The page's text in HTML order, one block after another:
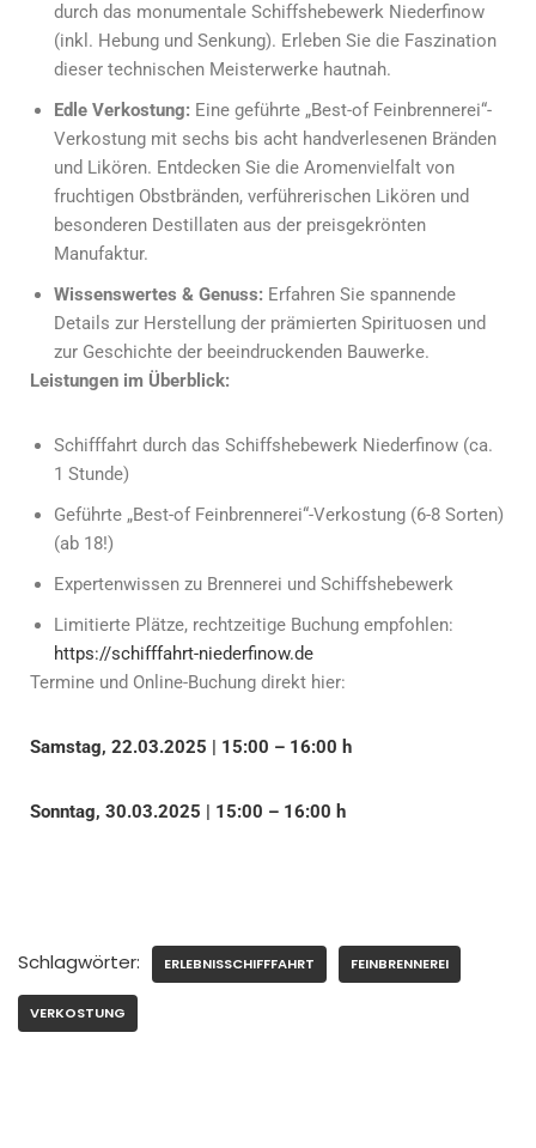
durch das monumentale Schiffshebewerk Niederfinow
(inkl. Hebung und Senkung). Erleben Sie die Faszination
dieser technischen Meisterwerke hautnah.
Edle Verkostung: Eine geführte „Best-of Feinbrennerei“-
Verkostung mit sechs bis acht handverlesenen Bränden
und Likören. Entdecken Sie die Aromenvielfalt von
fruchtigen Obstbränden, verführerischen Likören und
besonderen Destillaten aus der preisgekrönten
Manufaktur.
Wissenswertes & Genuss: Erfahren Sie spannende
Details zur Herstellung der prämierten Spirituosen und
zur Geschichte der beeindruckenden Bauwerke.
Leistungen im Überblick:
Schifffahrt durch das Schiffshebewerk Niederfinow (ca.
1 Stunde)
Geführte „Best-of Feinbrennerei“-Verkostung (6-8 Sorten)
(ab 18!)
Expertenwissen zu Brennerei und Schiffshebewerk
Limitierte Plätze, rechtzeitige Buchung empfohlen:
https://schifffahrt-niederfinow.de
Termine und Online-Buchung direkt hier:
Samstag, 22.03.2025 | 15:00 – 16:00 h
Sonntag, 30.03.2025 | 15:00 – 16:00 h
Schlagwörter: ERLEBNISSCHIFFFAHRT FEINBRENNEREI
VERKOSTUNG